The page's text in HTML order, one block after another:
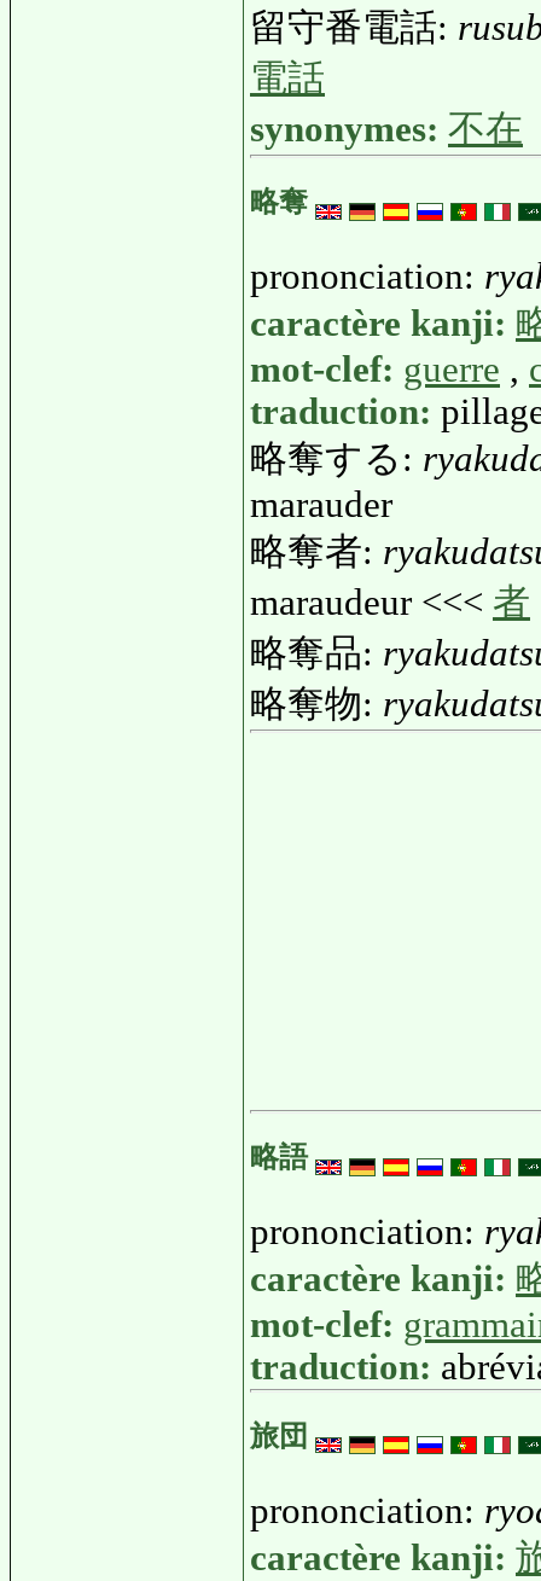
留守番電話:
電話
synonymes: 不在
略奪
prononciation:
caractère kanji:
mot-clef: guerre ,
traduction:
略奪する:
marauder
略奪者:
maraudeur <<< 者
略奪品:
略奪物:
略語
prononciation:
caractère kanji:
mot-clef:
traduction:
旅団
prononciation:
caractère kanji: